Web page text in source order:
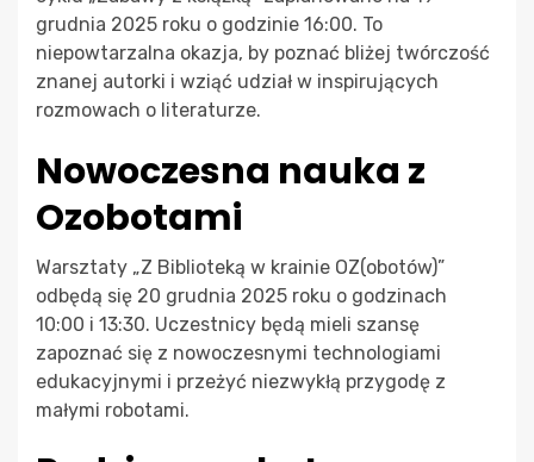
grudnia 2025 roku o godzinie 16:00. To
niepowtarzalna okazja, by poznać bliżej twórczość
znanej autorki i wziąć udział w inspirujących
rozmowach o literaturze.
Nowoczesna nauka z
Ozobotami
Warsztaty „Z Biblioteką w krainie OZ(obotów)”
odbędą się 20 grudnia 2025 roku o godzinach
10:00 i 13:30. Uczestnicy będą mieli szansę
zapoznać się z nowoczesnymi technologiami
edukacyjnymi i przeżyć niezwykłą przygodę z
małymi robotami.